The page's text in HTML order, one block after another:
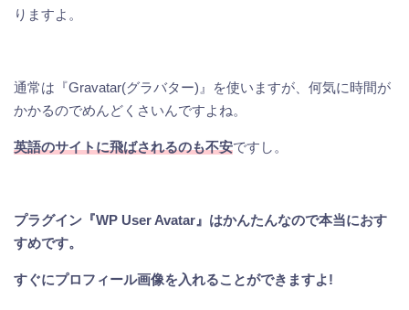
りますよ。
通常は『Gravatar(グラバター)』を使いますが、何気に時間が
かかるのでめんどくさいんですよね。
英語のサイトに飛ばされるのも不安ですし。
プラグイン『WP User Avatar』はかんたんなので本当におす
すめです。
すぐにプロフィール画像を入れることができますよ!